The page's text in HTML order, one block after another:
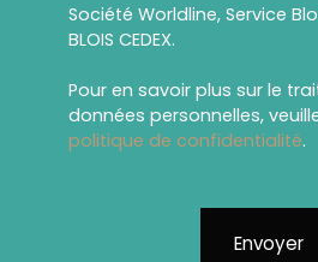
Société Worldline, Service
BLOIS CEDEX.
Pour en savoir plus sur le
données personnelles,
politique de confidentialité.
Envoyer